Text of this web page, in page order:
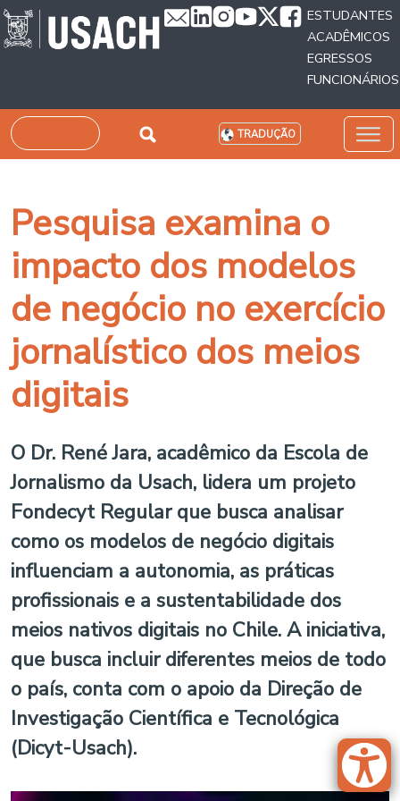
Passar para o conteúdo principal
ESTUDANTES
ACADÊMICOS
EGRESSOS
FUNCIONÁRIOS
Pesquisar TRADUÇÃO
Pesquisa examina o
impacto dos modelos
de negócio no exercício
jornalístico dos meios
digitais
O Dr. René Jara, acadêmico da Escola de
Jornalismo da Usach, lidera um projeto
Fondecyt Regular que busca analisar
como os modelos de negócio digitais
influenciam a autonomia, as práticas
profissionais e a sustentabilidade dos
meios nativos digitais no Chile. A iniciativa,
que busca incluir diferentes meios de todo
o país, conta com o apoio da Direção de
Investigação Científica e Tecnológica
(Dicyt-Usach).